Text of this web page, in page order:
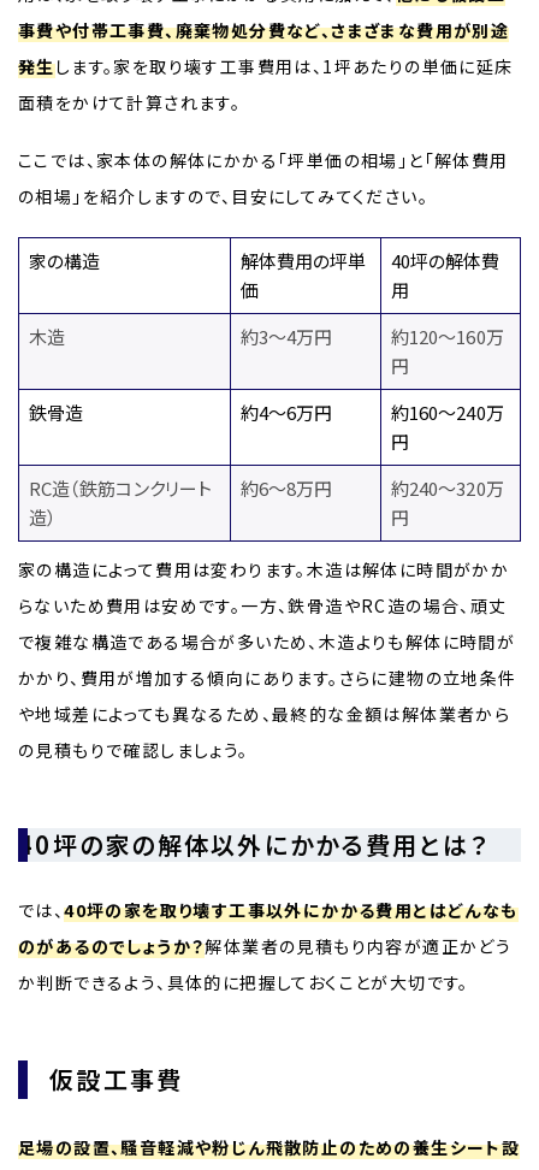
事費や付帯工事費、廃棄物処分費など、さまざまな費用が別途
発生します。家を取り壊す工事費用は、1坪あたりの単価に延床
面積をかけて計算されます。
ここでは、家本体の解体にかかる「坪単価の相場」と「解体費用
の相場」を紹介しますので、目安にしてみてください。
家の構造
解体費用の坪単
価
40坪の解体費
用
木造
約3～4万円
約120～160万
円
鉄骨造
約4～6万円
約160〜240万
円
RC造（鉄筋コンクリート
造）
約6～8万円
約240〜320万
円
家の構造によって費用は変わります。木造は解体に時間がかか
らないため費用は安めです。一方、鉄骨造やRC造の場合、頑丈
で複雑な構造である場合が多いため、木造よりも解体に時間が
かかり、費用が増加する傾向にあります。さらに建物の立地条件
や地域差によっても異なるため、最終的な金額は解体業者から
の見積もりで確認しましょう。
40坪の家の解体以外にかかる費用とは？
では、40坪の家を取り壊す工事以外にかかる費用とはどんなも
のがあるのでしょうか？解体業者の見積もり内容が適正かどう
か判断できるよう、具体的に把握しておくことが大切です。
仮設工事費
足場の設置、騒音軽減や粉じん飛散防止のための養生シート設